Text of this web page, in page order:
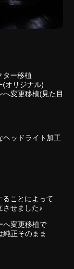
ター移植
(オリジナル)
へ変更移植(見た目
ヘッドライト加工
ことによって
せました♪
へ変更移植で
純正そのまま